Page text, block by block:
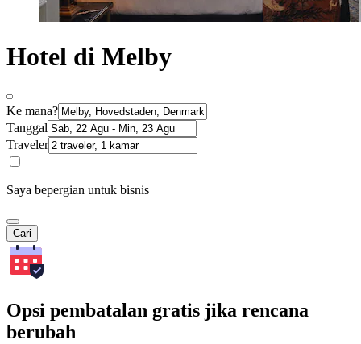
Hotel di Melby
Ke mana?
Tanggal
Traveler
Saya bepergian untuk bisnis
Cari
Opsi pembatalan gratis jika rencana
berubah